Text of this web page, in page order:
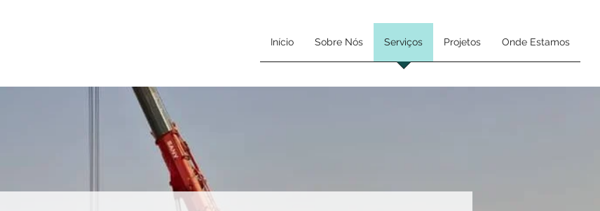
Início Sobre Nós Serviços Projetos Onde Estamos